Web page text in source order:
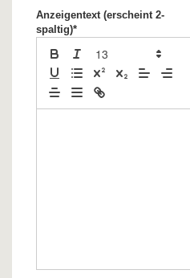
Anzeigentext (erscheint 2-
spaltig)*